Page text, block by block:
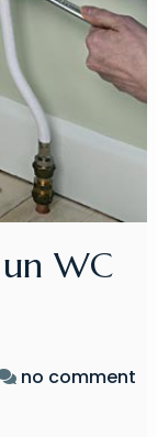
WC
no comment